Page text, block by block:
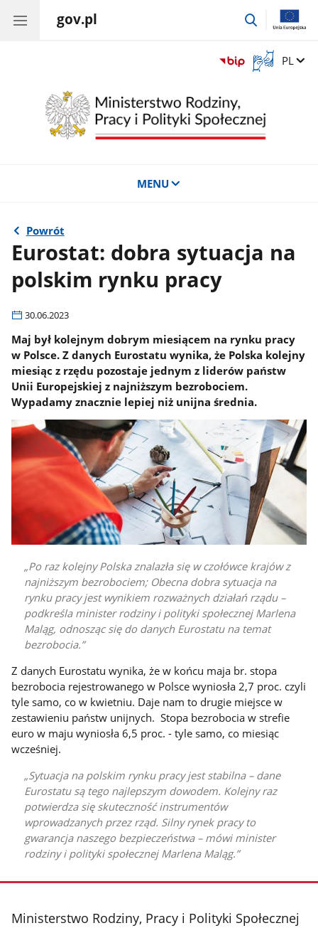
gov.pl
przejdź
Otwórz
okno
języka
migowego
Zmień
PL
MENU
Powrót
Eurostat: dobra sytuacja na
polskim rynku pracy
30.06.2023
Maj był kolejnym dobrym miesiącem na rynku pracy
w Polsce. Z danych Eurostatu wynika, że Polska kolejny
miesiąc z rzędu pozostaje jednym z liderów państw
Unii Europejskiej z najniższym bezrobociem.
Wypadamy znacznie lepiej niż unijna średnia.
Po raz kolejny Polska znalazła się w czołówce krajów z
najniższym bezrobociem; Obecna dobra sytuacja na
rynku pracy jest wynikiem rozważnych działań rządu –
podkreśla minister rodziny i polityki społecznej Marlena
Maląg, odnosząc się do danych Eurostatu na temat
bezrobocia.
Z danych Eurostatu wynika, że w końcu maja br. stopa
bezrobocia rejestrowanego w Polsce wyniosła 2,7 proc. czyli
tyle samo, co w kwietniu. Daje nam to drugie miejsce w
zestawieniu państw unijnych. Stopa bezrobocia w strefie
euro w maju wyniosła 6,5 proc. - tyle samo, co miesiąc
wcześniej.
Sytuacja na polskim rynku pracy jest stabilna – dane
Eurostatu są tego najlepszym dowodem. Kolejny raz
potwierdza się skuteczność instrumentów
wprowadzanych przez rząd. Silny rynek pracy to
gwarancja naszego bezpieczeństwa – mówi minister
rodziny i polityki społecznej Marlena Maląg.
stopka
Ministerstwo Rodziny, Pracy i Polityki Społecznej